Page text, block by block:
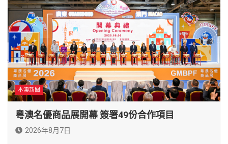
本澳新聞
粵澳名優商品展開幕 簽署49份合作項目
2026年8月7日